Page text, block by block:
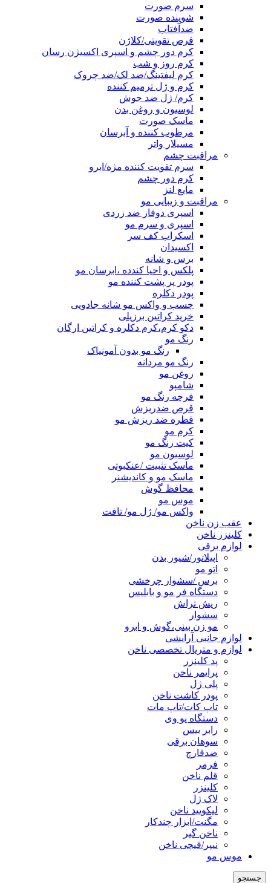
سرم صورت
شوینده صورت
ضدآفتاب
قرص تقویتی/کلاژن
کرم دور چشم و اسپری اکسیژن رسان
کرم روز و شب
کرم لیفتینگ/ضد لک/ضد چروک
کرم و ژل ترمیم کننده
کرم/ ژل ضد جوش
لوسیون و روغن بدن
ماسک صورت
مرطوب کننده و آبرسان
مسیلار واتر
مراقبت چشم
سرم تقویت کننده مژه/ابرو
کرم دور چشم
مایع لنز
مراقبت و زیبایی مو
اسپری دوفاز ضد زردی
اسپری و سرم مو
اسکراب کف سر
اکسیدان
برس و شانه
پلکس و احیا کندده ،ابرسان مو
پودر پر پشت کننده مو
پودر دکلره
چسب و واکس مو شانه جادویی
خرید کراتین برزیلی
دکو کرم،کرم دکلره و کراتین ارگان
رنگ مو
رنگ مو بدون آمونیاک
رنگ مو مردانه
روغن مو
شامپو
فرچه رنگ مو
قرص ضدریزش
قطره ضد ریزش مو
کرم مو
کیت رنگ مو
لوسیون مو
ماسک تثبیت /عنکبوتی
ماسک مو و کاندیشنر
محافظ گوش
موس مو
واکس مو/ ژل مو/ تافت
عقب زن ناخن
کلینزر ناخن
لوازم برقی
اپیلاتور/شیور بدن
اتو مو
برس /سشوار چرخشی
دستگاه فر مو و بابلیس
ریش تراش
سشوار
مو زن بینی،گوش و ابرو
لوازم جانبی آرایشی
لوازم و متریال تخصصی ناخن
پد کلینزر
پرایمر ناخن
پلی ژل
پودر کاشت ناخن
تاپ کات/تاپ مات
دستگاه یو وی
رابر بیس
سوهان برقی
ضدقارچ
فرمر
قلم ناخن
کلینزر
لاک ژل
لیکوييد ناخن
مگنت/ابزار چندکار
ناخن گیر
نیپر/قیچی ناخن
موس مو
جستجو